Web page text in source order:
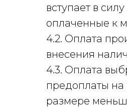
вступает в
оплаченные к
4.2. Оплата
внесения
4.3. Оплата
предоплаты на
размере